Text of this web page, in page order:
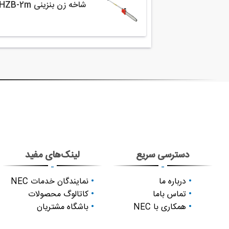
شاخه زن بنزینی SHZB-2m
دسترسی سریع
-
درباره ما
تماس باما
همکاری با NEC
لینک‌های مفید
-
نمایندگان خدمات NEC
کاتالوگ محصولات
باشگاه مشتریان